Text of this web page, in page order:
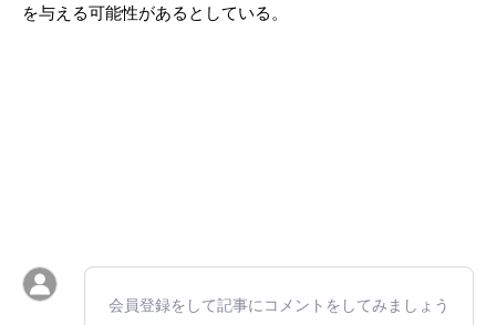
を与える可能性があるとしている。
会員登録をして記事にコメントをしてみましょう